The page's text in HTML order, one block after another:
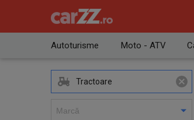
Autoturisme Moto - ATV
Tractoare